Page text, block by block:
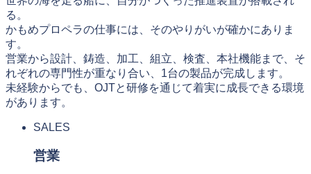
る。
かもめプロペラの仕事には、そのやりがいが確かにありま
す。
営業から設計、鋳造、加工、組立、検査、本社機能まで、そ
れぞれの専門性が重なり合い、1台の製品が完成します。
未経験からでも、OJTと研修を通じて着実に成長できる環境
があります。
SALES
営業